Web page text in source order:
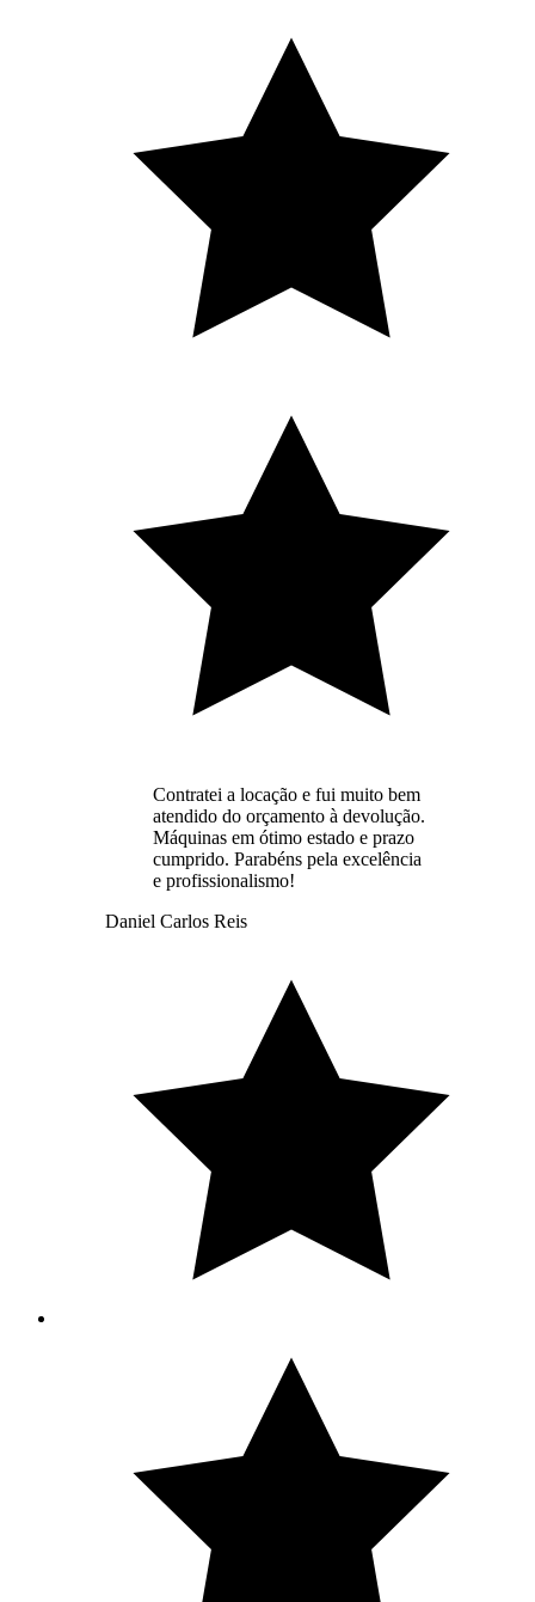
Contratei a locação e fui muito bem
atendido do orçamento à devolução.
Máquinas em ótimo estado e prazo
cumprido. Parabéns pela excelência
e profissionalismo!
Daniel Carlos Reis